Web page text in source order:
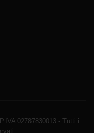
02787830013 - Tutti i